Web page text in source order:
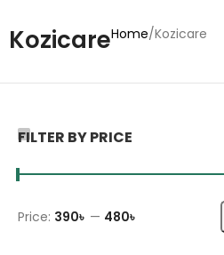
KozicareHome Kozicare
FILTER BY PRICE
Price: 390৳ — 480৳